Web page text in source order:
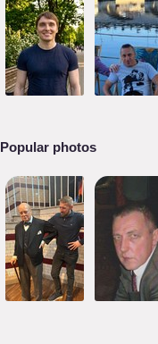
Popular photos